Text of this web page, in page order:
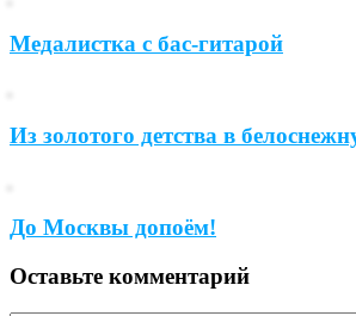
Медалистка с бас-гитарой
Из золотого детства в
До Москвы допоём!
Оставьте комментарий